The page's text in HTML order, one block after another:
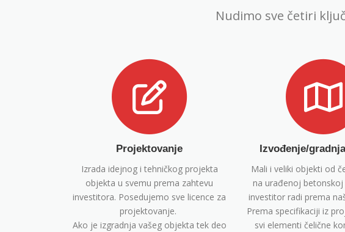
Nudimo sve četiri
Projektovanje
Izrada idejnog i tehničkog projekta
objekta u svemu prema zahtevu
investitora. Posedujemo sve licence za
projektovanje.
Ako je izgradnja vašeg objekta tek deo
Izvođenje/
Mali i veliki objekti od
na urađenoj
investitor radi prema
Prema specifikaciji iz
svi elementi čelične